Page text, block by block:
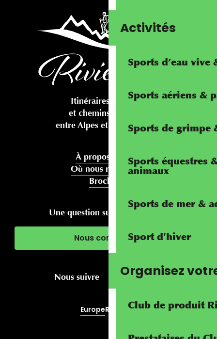
Activités
Sports d’eau vive
Sports aériens &
Sports de grimpe
Sports équestres
animaux
Sports de mer &
Sport d'hiver
Organisez
Club de produit
Itinéraires cyclables
et chemins pédestres
entre Alpes et Méditerranée
À propos de nous
Où nous rencontrer
Brochures
Une question sur votre séjour ?
Nous contacter
Nous suivre
EuropeRivierALP